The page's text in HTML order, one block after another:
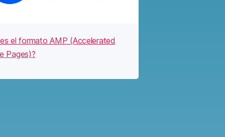
el formato AMP (Accelerated
Pages)?